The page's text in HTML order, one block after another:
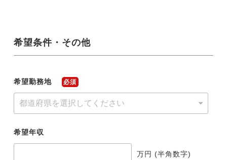
希望条件・その他
希望勤務地 必須
希望年収
万円 (半角数字)